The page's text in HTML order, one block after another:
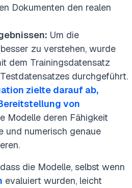
Dokumenten den realen
Um die
zu verstehen, wurde
dem Trainingsdatensatz
durchgeführt.
zielte darauf ab,
von
Modelle deren Fähigkeit
und numerisch genaue
die Modelle, selbst wenn
evaluiert wurden, leicht